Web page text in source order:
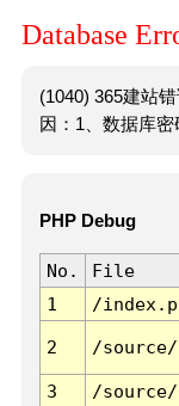
Database
(1040) 365建站
因：1、数据库密
PHP Debug
No. File
1
/
2 /
3 /